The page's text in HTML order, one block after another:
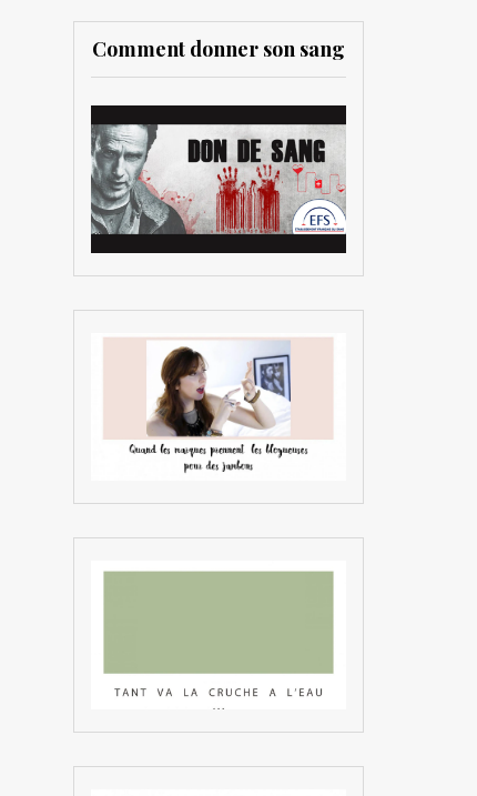
Comment donner son sang